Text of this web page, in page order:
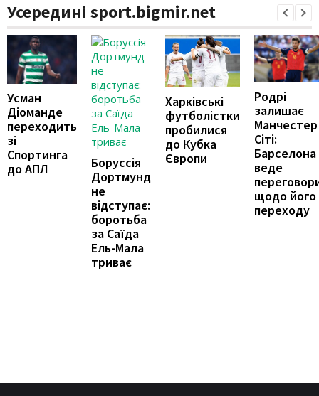
Усередині sport.bigmir.net
Усман
Діоманде
переходить
зі
Спортинга
до АПЛ
Боруссія
Дортмунд
не
відступає:
боротьба
за Саїда
Ель-Мала
триває
Харківські
футболістки
пробилися
до Кубка
Європи
Родрі
залишає
Манчестер
Сіті:
Барселона
веде
щодо його
переходу